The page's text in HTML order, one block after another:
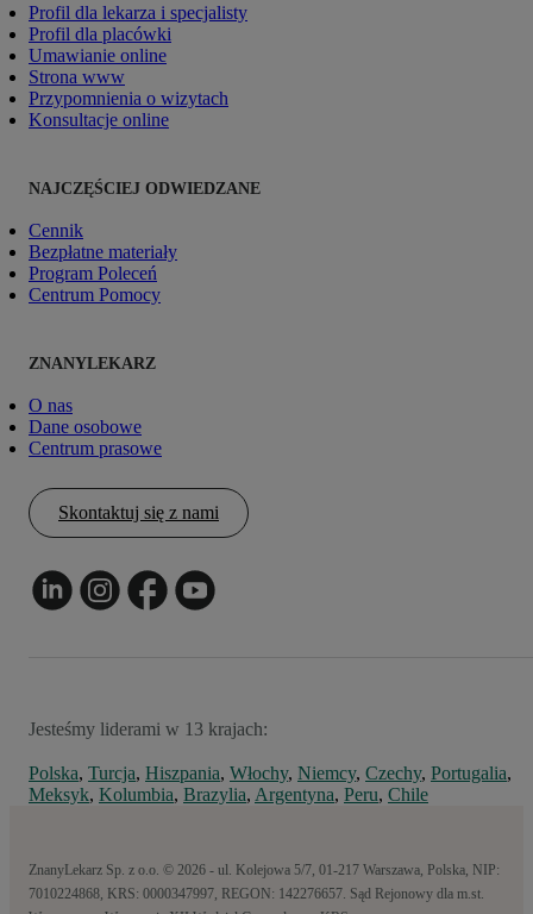
Profil dla lekarza i specjalisty
Profil dla placówki
Umawianie online
Strona www
Przypomnienia o wizytach
Konsultacje online
NAJCZĘŚCIEJ ODWIEDZANE
Cennik
Bezpłatne materiały
Program Poleceń
Centrum Pomocy
ZNANYLEKARZ
O nas
Dane osobowe
Centrum prasowe
Skontaktuj się z nami
Jesteśmy liderami w 13 krajach:
Polska, Turcja, Hiszpania, Włochy, Niemcy, Czechy, Portugalia,
Meksyk, Kolumbia, Brazylia, Argentyna, Peru, Chile
ZnanyLekarz Sp. z o.o. © 2026 - ul. Kolejowa 5/7, 01-217 Warszawa, Polska, NIP:
7010224868, KRS: 0000347997, REGON: 142276657. Sąd Rejonowy dla m.st.